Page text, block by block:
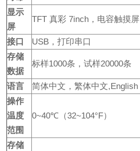
显示
屏
TFT 真彩 7inch，电容触摸屏
接口
USB，打印串口
存储
数据
标样1000条，试样20000条
语言
简体中文，繁体中文,English
操作
温度
范围
0~40℃（32~104°F）
存储